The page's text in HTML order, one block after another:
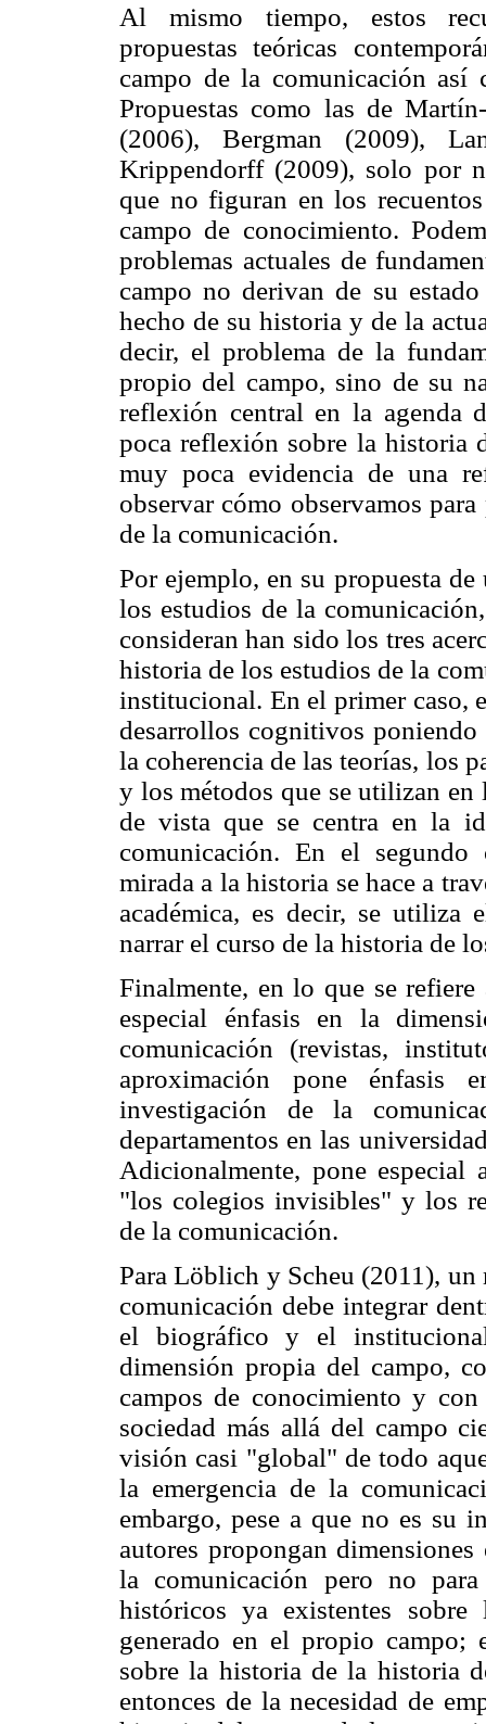
Al mismo tiempo, estos
propuestas teóricas
campo de la comunicación así
Propuestas como las de
(2006), Bergman (2009),
Krippendorff (2009), solo por
que no figuran en los
campo de conocimiento.
problemas actuales de
campo no derivan de su
hecho de su historia y de la
decir, el problema de la
propio del campo, sino de su
reflexión central en la agenda
poca reflexión sobre la historia
muy poca evidencia de una
observar cómo observamos
de la comunicación.
Por ejemplo, en su propuesta
los estudios de la
consideran han sido los tres
historia de los estudios de la
institucional. En el primer caso,
desarrollos cognitivos
la coherencia de las teorías, los
y los métodos que se utilizan
de vista que se centra en la
comunicación. En el
mirada a la historia se hace a
académica, es decir, se
narrar el curso de la historia de
Finalmente, en lo que se
especial énfasis en la
comunicación (revistas,
aproximación pone
investigación de la
departamentos en las
Adicionalmente, pone especial
"los colegios invisibles" y los
de la comunicación.
Para Löblich y Scheu (2011),
comunicación debe integrar
el biográfico y el
dimensión propia del campo,
campos de conocimiento y
sociedad más allá del campo
visión casi "global" de todo
la emergencia de la
embargo, pese a que no es su
autores propongan
la comunicación pero no
históricos ya existentes
generado en el propio
sobre la historia de la historia
entonces de la necesidad de